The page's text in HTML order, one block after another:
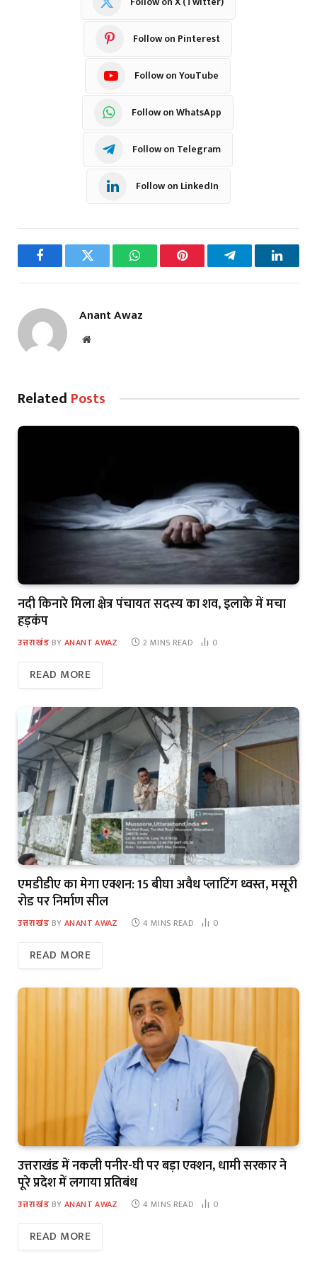
Follow on Pinterest
Follow on YouTube
Follow on WhatsApp
Follow on Telegram
Follow on LinkedIn
FacebookTwitter WhatsAppPinterest Telegram
Anant Awaz
Website
Related Posts
नदी किनारे मिला क्षेत्र पंचायत सदस्य का शव, इलाके में मचा
हड़कंप
उत्तराखंड BY ANANT AWAZ 2 MINS READ 0
READ MORE
एमडीडीए का मेगा एक्शन: 15 बीघा अवैध प्लाटिंग ध्वस्त, मसूरी
रोड पर निर्माण सील
उत्तराखंड BY ANANT AWAZ 4 MINS READ 0
READ MORE
उत्तराखंड में नकली पनीर-घी पर बड़ा एक्शन, धामी सरकार ने
पूरे प्रदेश में लगाया प्रतिबंध
उत्तराखंड BY ANANT AWAZ 4 MINS READ 0
READ MORE